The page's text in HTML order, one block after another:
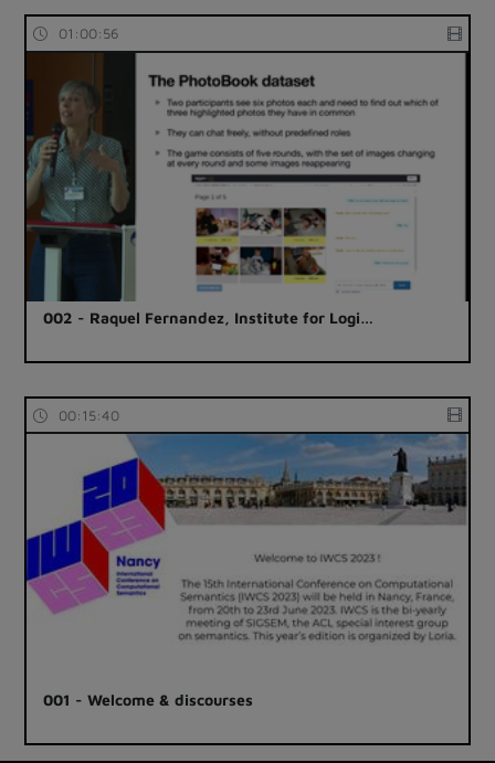
01:00:56
002 - Raquel Fernandez, Institute for Logi…
00:15:40
001 - Welcome & discourses